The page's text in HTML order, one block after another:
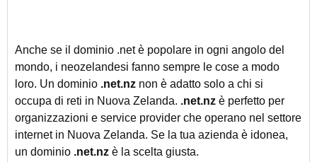
Anche se il dominio .net è popolare in ogni angolo del
mondo, i neozelandesi fanno sempre le cose a modo
loro. Un dominio .net.nz non è adatto solo a chi si
occupa di reti in Nuova Zelanda. .net.nz è perfetto per
organizzazioni e service provider che operano nel settore
internet in Nuova Zelanda. Se la tua azienda è idonea,
un dominio .net.nz è la scelta giusta.